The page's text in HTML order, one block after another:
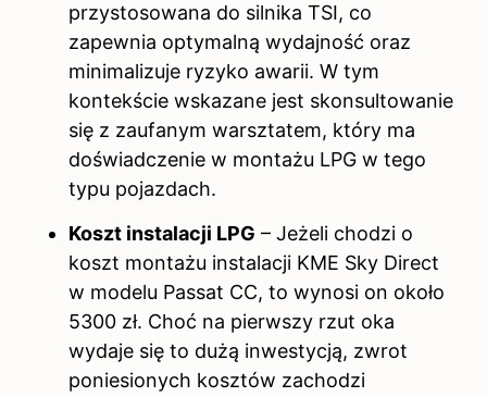
przystosowana do silnika TSI, co
zapewnia optymalną wydajność oraz
minimalizuje ryzyko awarii. W tym
kontekście wskazane jest skonsultowanie
się z zaufanym warsztatem, który ma
doświadczenie w montażu LPG w tego
typu pojazdach.
Koszt instalacji LPG – Jeżeli chodzi o
koszt montażu instalacji KME Sky Direct
w modelu Passat CC, to wynosi on około
5300 zł. Choć na pierwszy rzut oka
wydaje się to dużą inwestycją, zwrot
poniesionych kosztów zachodzi